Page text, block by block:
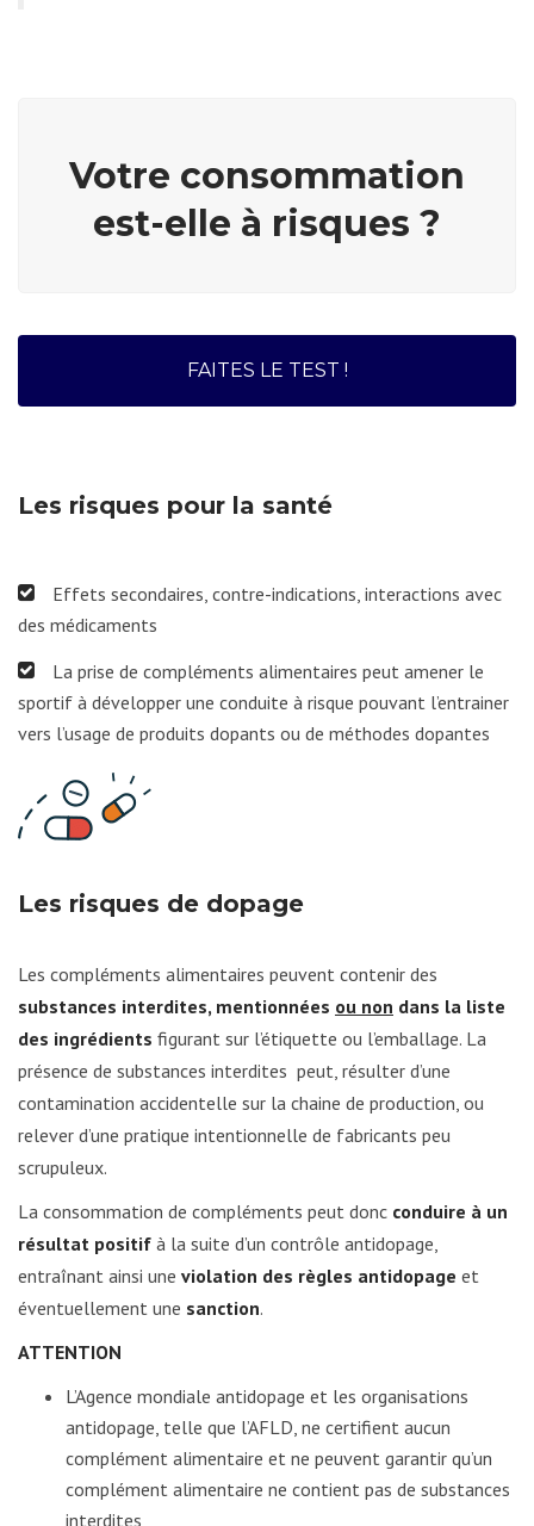
Votre consommation
est-elle à risques ?
FAITES LE TEST !
Les risques pour la santé
Effets secondaires, contre-indications, interactions avec
des médicaments
La prise de compléments alimentaires peut amener le
sportif à développer une conduite à risque pouvant l’entrainer
vers l’usage de produits dopants ou de méthodes dopantes
Les risques de dopage
Les compléments alimentaires peuvent contenir des
substances interdites, mentionnées ou non dans la liste
des ingrédients figurant sur l’étiquette ou l’emballage. La
présence de substances interdites peut, résulter d’une
contamination accidentelle sur la chaine de production, ou
relever d’une pratique intentionnelle de fabricants peu
scrupuleux.
La consommation de compléments peut donc conduire à un
résultat positif à la suite d’un contrôle antidopage,
entraînant ainsi une violation des règles antidopage et
éventuellement une sanction.
ATTENTION
L’Agence mondiale antidopage et les organisations
antidopage, telle que l’AFLD, ne certifient aucun
complément alimentaire et ne peuvent garantir qu’un
complément alimentaire ne contient pas de substances
interdites